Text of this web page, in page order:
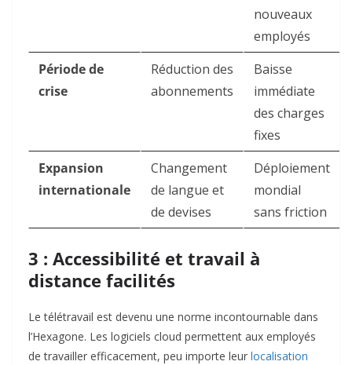
nouveaux
employés
Période de
crise
Réduction des
abonnements
Baisse
immédiate
des charges
fixes
Expansion
internationale
Changement
de langue et
de devises
Déploiement
mondial
sans friction
3 : Accessibilité et travail à
distance facilités
Le télétravail est devenu une norme incontournable dans
l’Hexagone. Les logiciels cloud permettent aux employés
de travailler efficacement, peu importe leur localisation